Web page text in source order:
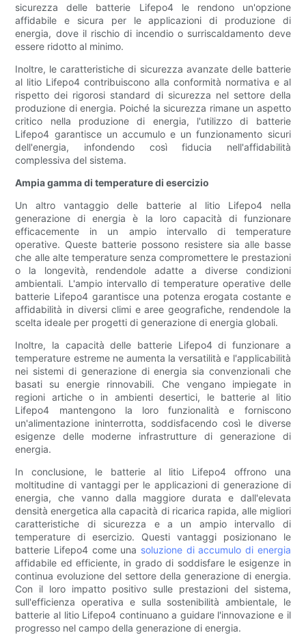
sicurezza delle batterie Lifepo4 le rendono un'opzione
affidabile e sicura per le applicazioni di produzione di
energia, dove il rischio di incendio o surriscaldamento deve
essere ridotto al minimo.
Inoltre, le caratteristiche di sicurezza avanzate delle batterie
al litio Lifepo4 contribuiscono alla conformità normativa e al
rispetto dei rigorosi standard di sicurezza nel settore della
produzione di energia. Poiché la sicurezza rimane un aspetto
critico nella produzione di energia, l'utilizzo di batterie
Lifepo4 garantisce un accumulo e un funzionamento sicuri
dell'energia, infondendo così fiducia nell'affidabilità
complessiva del sistema.
Ampia gamma di temperature di esercizio
Un altro vantaggio delle batterie al litio Lifepo4 nella
generazione di energia è la loro capacità di funzionare
efficacemente in un ampio intervallo di temperature
operative. Queste batterie possono resistere sia alle basse
che alle alte temperature senza compromettere le prestazioni
o la longevità, rendendole adatte a diverse condizioni
ambientali. L'ampio intervallo di temperature operative delle
batterie Lifepo4 garantisce una potenza erogata costante e
affidabilità in diversi climi e aree geografiche, rendendole la
scelta ideale per progetti di generazione di energia globali.
Inoltre, la capacità delle batterie Lifepo4 di funzionare a
temperature estreme ne aumenta la versatilità e l'applicabilità
nei sistemi di generazione di energia sia convenzionali che
basati su energie rinnovabili. Che vengano impiegate in
regioni artiche o in ambienti desertici, le batterie al litio
Lifepo4 mantengono la loro funzionalità e forniscono
un'alimentazione ininterrotta, soddisfacendo così le diverse
esigenze delle moderne infrastrutture di generazione di
energia.
In conclusione, le batterie al litio Lifepo4 offrono una
moltitudine di vantaggi per le applicazioni di generazione di
energia, che vanno dalla maggiore durata e dall'elevata
densità energetica alla capacità di ricarica rapida, alle migliori
caratteristiche di sicurezza e a un ampio intervallo di
temperature di esercizio. Questi vantaggi posizionano le
batterie Lifepo4 come una soluzione di accumulo di energia
affidabile ed efficiente, in grado di soddisfare le esigenze in
continua evoluzione del settore della generazione di energia.
Con il loro impatto positivo sulle prestazioni del sistema,
sull'efficienza operativa e sulla sostenibilità ambientale, le
batterie al litio Lifepo4 continuano a guidare l'innovazione e il
progresso nel campo della generazione di energia.